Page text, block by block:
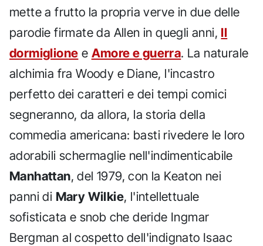
mette a frutto la propria verve in due delle
parodie firmate da Allen in quegli anni, Il
dormiglione e Amore e guerra. La naturale
alchimia fra Woody e Diane, l'incastro
perfetto dei caratteri e dei tempi comici
segneranno, da allora, la storia della
commedia americana: basti rivedere le loro
adorabili schermaglie nell'indimenticabile
Manhattan, del 1979, con la Keaton nei
panni di Mary Wilkie, l'intellettuale
sofisticata e snob che deride Ingmar
Bergman al cospetto dell'indignato Isaac